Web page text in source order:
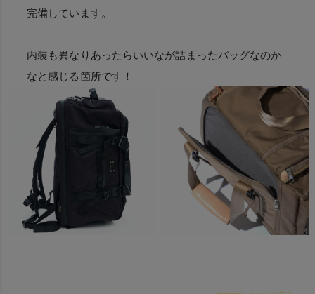
完備しています。
内装も異なりあったらいいなが詰まったバッグなのか
なと感じる箇所です！